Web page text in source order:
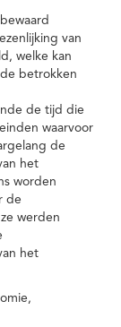
van
welke kan
betrokken
de tijd die
waarvoor
de
het
worden
de
werden
het